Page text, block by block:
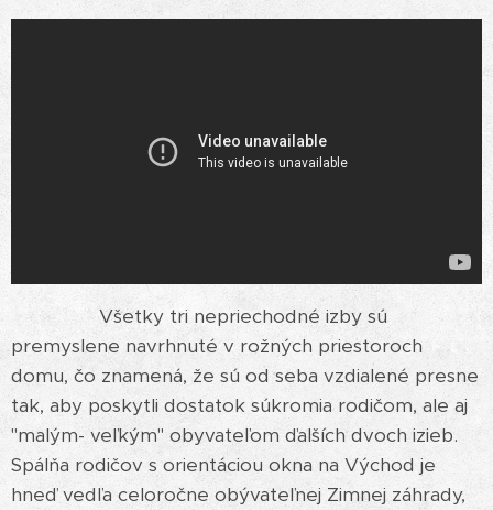
Všetky tri nepriechodné izby sú
premyslene navrhnuté v rožných priestoroch
domu, čo znamená, že sú od seba vzdialené presne
tak, aby poskytli dostatok súkromia rodičom, ale aj
"malým- veľkým" obyvateľom ďalších dvoch izieb.
Spálňa rodičov s orientáciou okna na Východ je
hneď vedľa celoročne obývateľnej Zimnej záhrady,